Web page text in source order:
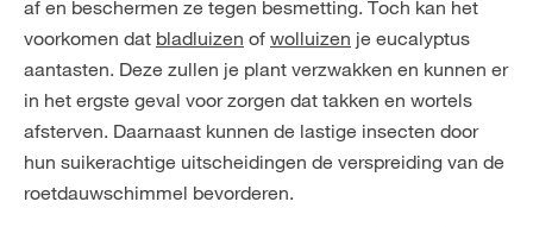
af en beschermen ze tegen besmetting. Toch kan het
voorkomen dat bladluizen of wolluizen je eucalyptus
aantasten. Deze zullen je plant verzwakken en kunnen er
in het ergste geval voor zorgen dat takken en wortels
afsterven. Daarnaast kunnen de lastige insecten door
hun suikerachtige uitscheidingen de verspreiding van de
roetdauwschimmel bevorderen.